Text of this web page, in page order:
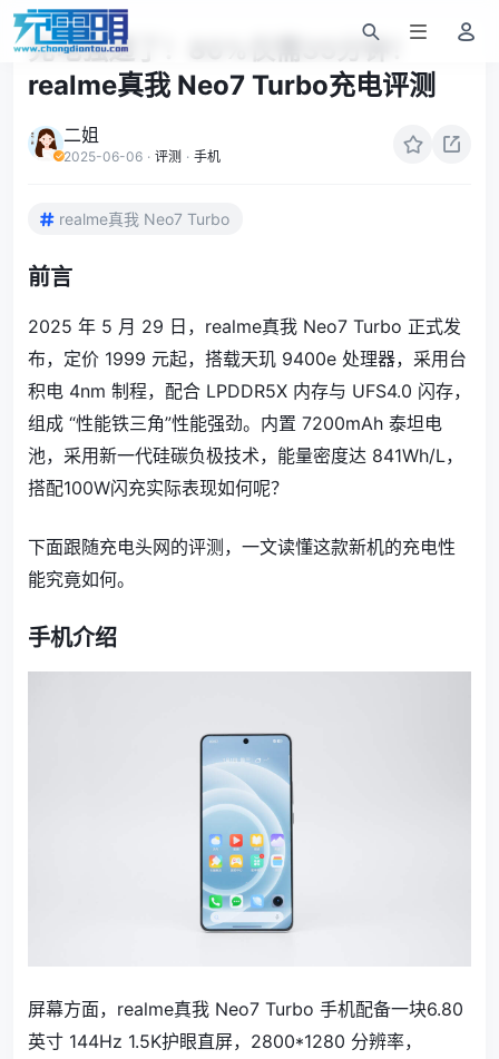
充电强透了！80%仅需35分钟！
realme真我 Neo7 Turbo充电评测
二姐
2025-06-06 · 评测 · 手机
realme真我 Neo7 Turbo
前言
2025 年 5 月 29 日，realme真我 Neo7 Turbo 正式发
布，定价 1999 元起， 搭载天玑 9400e 处理器，采用台
积电 4nm 制程，配合 LPDDR5X 内存与 UFS4.0 闪存，
组成 “性能铁三角”性能强劲。内置 7200mAh 泰坦电
池，采用新一代硅碳负极技术，能量密度达 841Wh/L，
搭配100W闪充实际表现如何呢？
下面跟随充电头网的评测，一文读懂这款新机的充电性
能究竟如何。
手机介绍
屏幕方面，realme真我 Neo7 Turbo 手机配备一块6.80
英寸 144Hz 1.5K护眼直屏， 2800*1280 分辨率，